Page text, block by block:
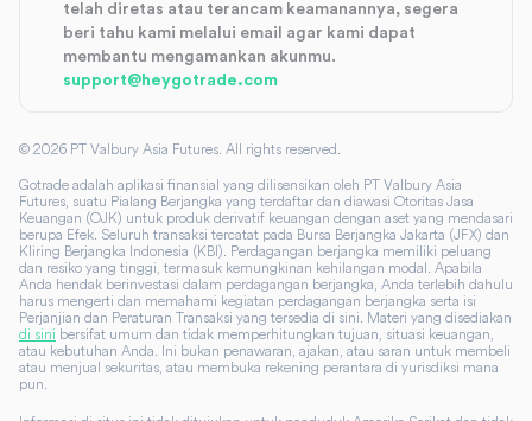
telah diretas atau terancam keamanannya, segera
beri tahu kami melalui email agar kami dapat
membantu mengamankan akunmu.
support@heygotrade.com
© 2026 PT Valbury Asia Futures. All rights reserved.
Gotrade adalah aplikasi finansial yang dilisensikan oleh PT Valbury Asia
Futures, suatu Pialang Berjangka yang terdaftar dan diawasi Otoritas Jasa
Keuangan (OJK) untuk produk derivatif keuangan dengan aset yang mendasari
berupa Efek. Seluruh transaksi tercatat pada Bursa Berjangka Jakarta (JFX) dan
Kliring Berjangka Indonesia (KBI). Perdagangan berjangka memiliki peluang
dan resiko yang tinggi, termasuk kemungkinan kehilangan modal. Apabila
Anda hendak berinvestasi dalam perdagangan berjangka, Anda terlebih dahulu
harus mengerti dan memahami kegiatan perdagangan berjangka serta isi
Perjanjian dan Peraturan Transaksi yang tersedia di sini. Materi yang disediakan
di sini bersifat umum dan tidak memperhitungkan tujuan, situasi keuangan,
atau kebutuhan Anda. Ini bukan penawaran, ajakan, atau saran untuk membeli
atau menjual sekuritas, atau membuka rekening perantara di yurisdiksi mana
pun.